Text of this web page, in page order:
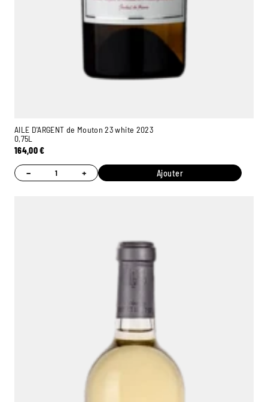
AILE D'ARGENT de Mouton 23 white 2023
0,75L
164,00€
− + Ajouter